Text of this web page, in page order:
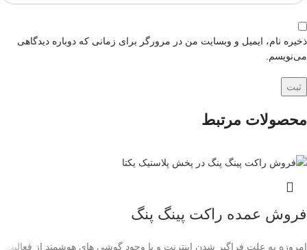
ذخیره نام، ایمیل و وبسایت من در مرورگر برای زمانی که دوباره دیدگاهی
می‌نویسم.
محصولات مرتبط
فروش عمده راکت پینگ پنگ
امروزه به علت فراگیر شدن اینترنت و با وجود گوشی های هوشمند از فعالیت